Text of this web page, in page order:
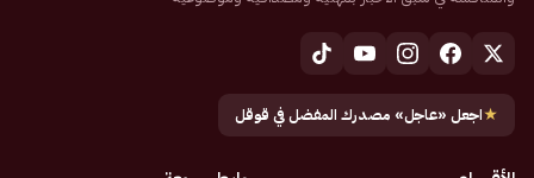
★اجعل «عاجل» مصدرك المفضل في قوقل